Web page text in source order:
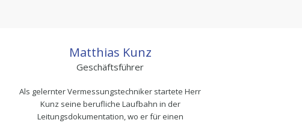
Matthias Kunz
Geschäftsführer
Als gelernter Vermessungstechniker startete Herr
Kunz seine berufliche Laufbahn in der
Leitungsdokumentation, wo er für einen